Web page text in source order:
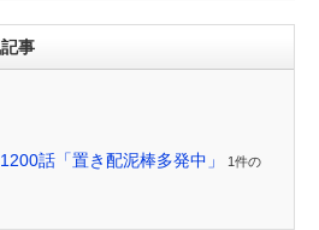
事
話「置き配泥棒多発中」
1件の